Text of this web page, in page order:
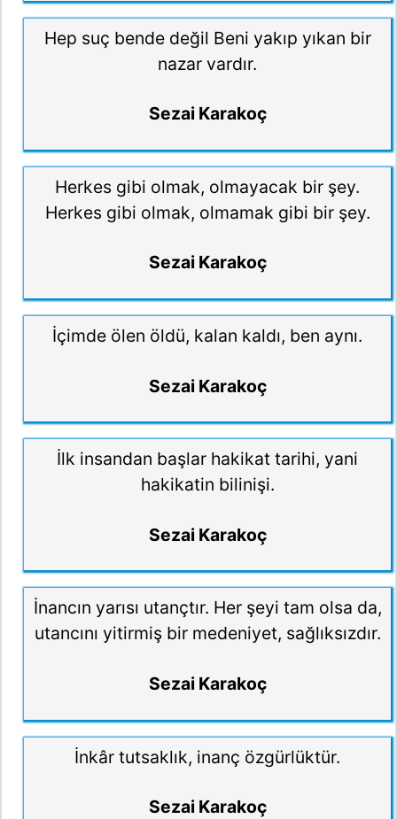
Hep suç bende değil Beni yakıp yıkan bir
nazar vardır.
Sezai Karakoç
Herkes gibi olmak, olmayacak bir şey.
Herkes gibi olmak, olmamak gibi bir şey.
Sezai Karakoç
İçimde ölen öldü, kalan kaldı, ben aynı.
Sezai Karakoç
İlk insandan başlar hakikat tarihi, yani
hakikatin bilinişi.
Sezai Karakoç
İnancın yarısı utançtır. Her şeyi tam olsa da,
utancını yitirmiş bir medeniyet, sağlıksızdır.
Sezai Karakoç
İnkâr tutsaklık, inanç özgürlüktür.
Sezai Karakoç